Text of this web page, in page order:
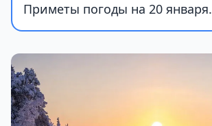
Приметы погоды на 20 января.